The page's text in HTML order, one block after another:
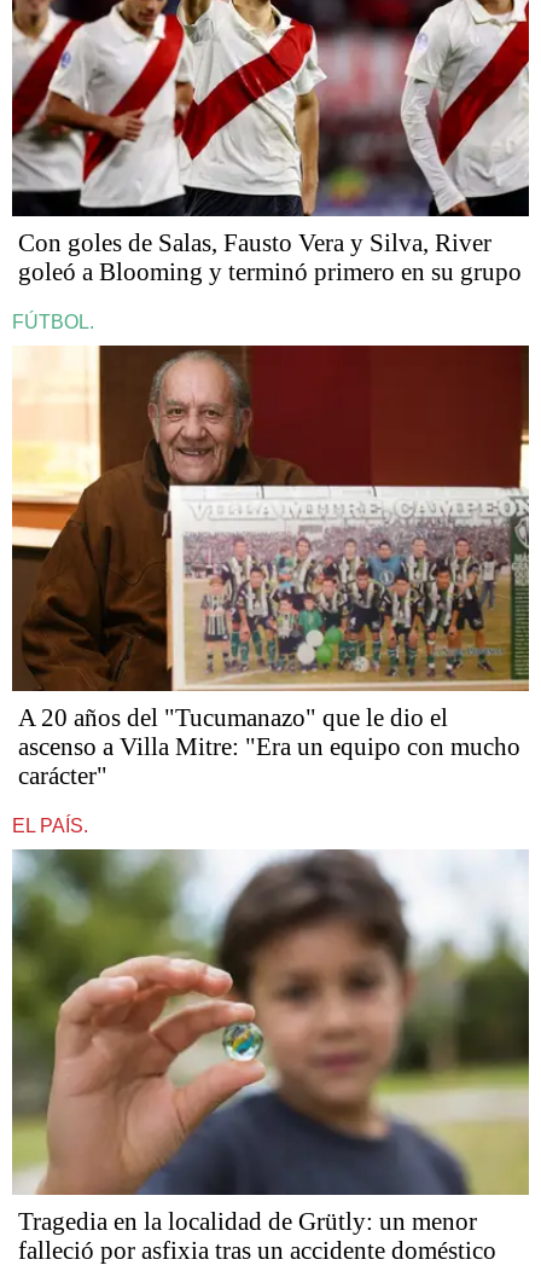
Con goles de Salas, Fausto Vera y Silva, River
goleó a Blooming y terminó primero en su grupo
FÚTBOL.
A 20 años del "Tucumanazo" que le dio el
ascenso a Villa Mitre: "Era un equipo con mucho
carácter"
EL PAÍS.
Tragedia en la localidad de Grütly: un menor
falleció por asfixia tras un accidente doméstico